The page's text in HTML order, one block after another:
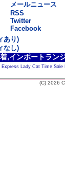
メールニュース
RSS
Twitter
Facebook
あり)
なし)
,インポートラン
Express Lady Cat Time Sale
(C) 2026